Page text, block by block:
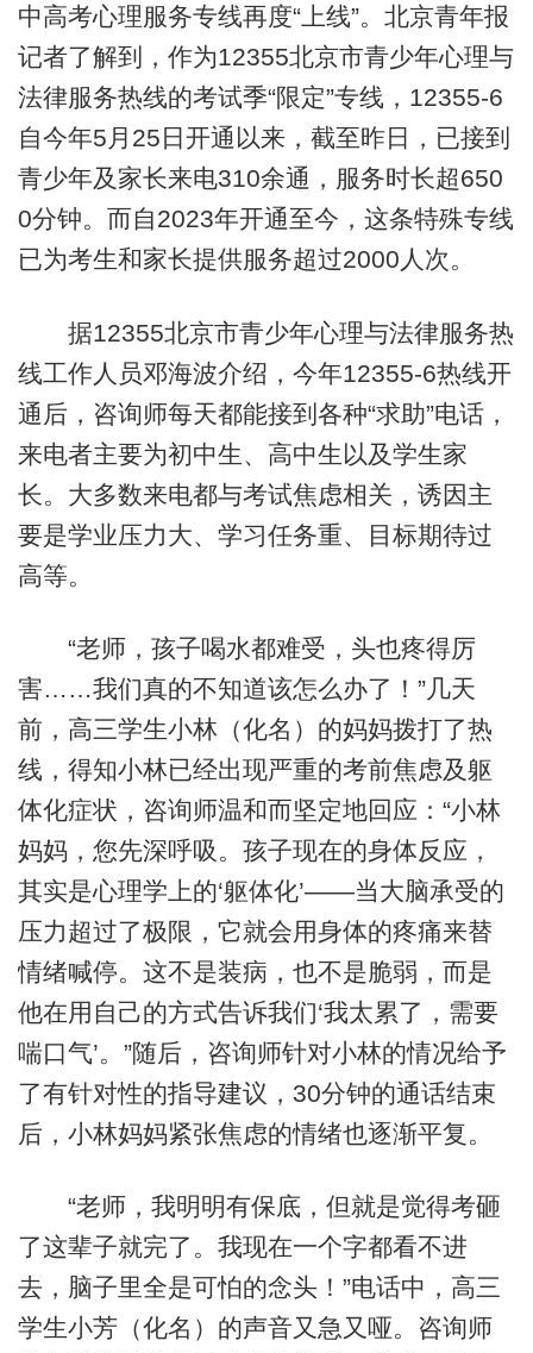
中高考心理服务专线再度“上线”。北京青年报
记者了解到，作为12355北京市青少年心理与
法律服务热线的考试季“限定”专线，12355-6
自今年5月25日开通以来，截至昨日，已接到
青少年及家长来电310余通，服务时长超650
0分钟。而自2023年开通至今，这条特殊专线
已为考生和家长提供服务超过2000人次。
据12355北京市青少年心理与法律服务热
线工作人员邓海波介绍，今年12355-6热线开
通后，咨询师每天都能接到各种“求助”电话，
来电者主要为初中生、高中生以及学生家
长。大多数来电都与考试焦虑相关，诱因主
要是学业压力大、学习任务重、目标期待过
高等。
“老师，孩子喝水都难受，头也疼得厉
害……我们真的不知道该怎么办了！”几天
前，高三学生小林（化名）的妈妈拨打了热
线，得知小林已经出现严重的考前焦虑及躯
体化症状，咨询师温和而坚定地回应：“小林
妈妈，您先深呼吸。孩子现在的身体反应，
其实是心理学上的‘躯体化’——当大脑承受的
压力超过了极限，它就会用身体的疼痛来替
情绪喊停。这不是装病，也不是脆弱，而是
他在用自己的方式告诉我们‘我太累了，需要
喘口气’。”随后，咨询师针对小林的情况给予
了有针对性的指导建议，30分钟的通话结束
后，小林妈妈紧张焦虑的情绪也逐渐平复。
“老师，我明明有保底，但就是觉得考砸
了这辈子就完了。我现在一个字都看不进
去，脑子里全是可怕的念头！”电话中，高三
学生小芳（化名）的声音又急又哑。咨询师